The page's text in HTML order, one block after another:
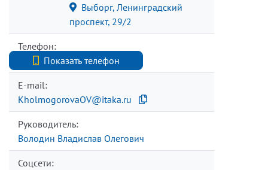
Выборг, Ленинградский
проспект, 29/2
Телефон:
Показать телефон
+7 (812) 740-70-40
E-mail:
KholmogorovaOV@itaka.ru
Руководитель:
Володин Владислав Олегович
Соцсети: